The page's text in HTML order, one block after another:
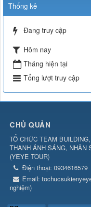
Thống kê
Đang truy cập
Hôm nay
Tháng hiện tại
Tổng lượt truy cập
CHỦ QUẢN
TỔ CHỨC TEAM
THANH ÁNH SÁNG,
(YEYE TOUR)
Điện thoại: 0934616579
Email:
nghiệm)